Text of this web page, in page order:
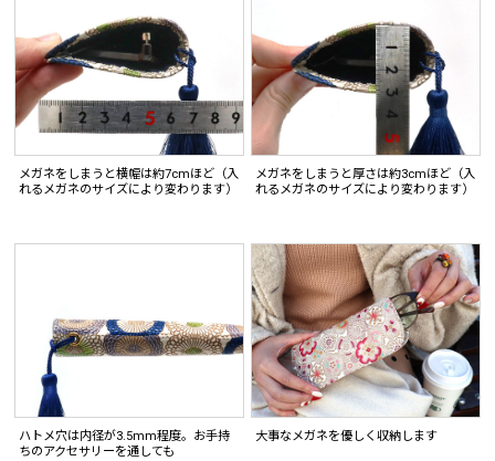
メガネをしまうと横幅は約7cmほど（入
れるメガネのサイズにより変わります）
メガネをしまうと厚さは約3cmほど（入
れるメガネのサイズにより変わります）
ハトメ穴は内径が3.5mm程度。お手持
ちのアクセサリーを通しても
大事なメガネを優しく収納します